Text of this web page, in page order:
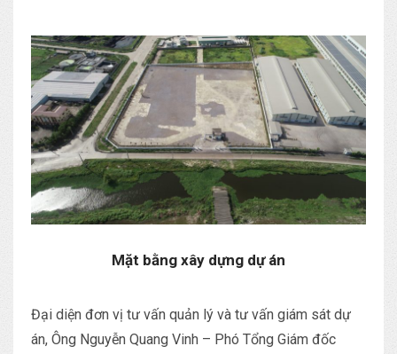
Mặt bằng xây dựng dự án
Đại diện đơn vị tư vấn quản lý và tư vấn giám sát dự
án, Ông Nguyễn Quang Vinh – Phó Tổng Giám đốc